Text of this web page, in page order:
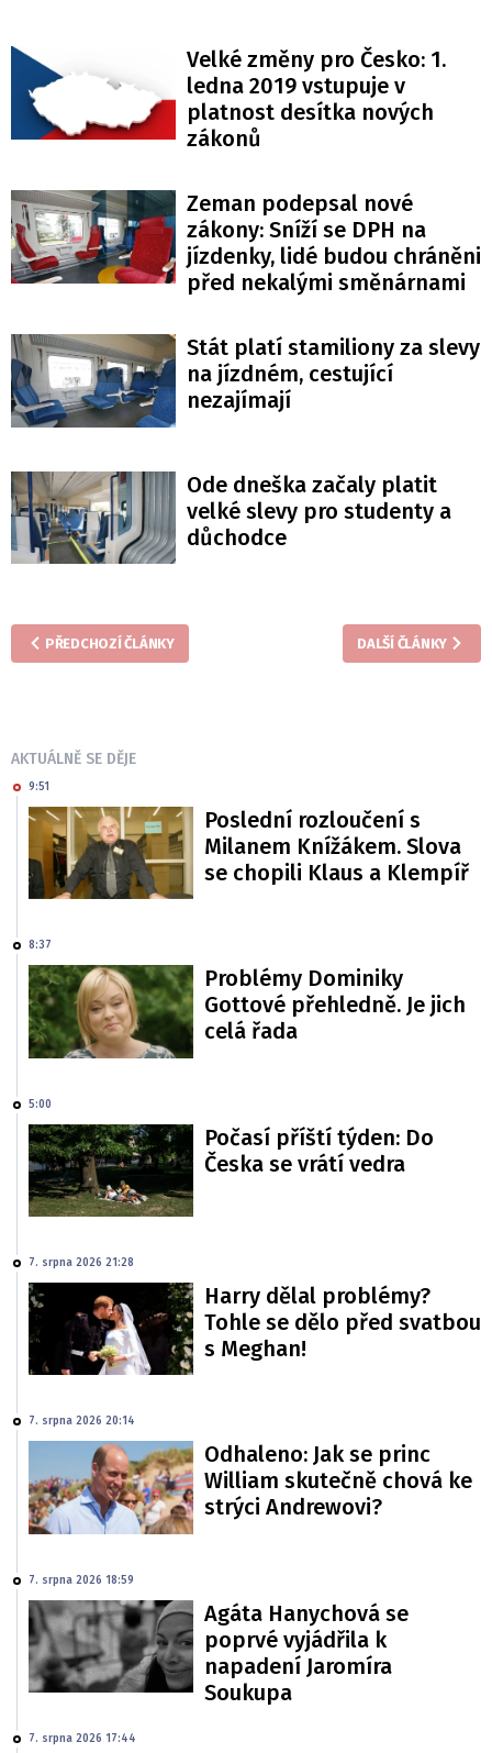
Velké změny pro Česko: 1.
ledna 2019 vstupuje v
platnost desítka nových
zákonů
Zeman podepsal nové
zákony: Sníží se DPH na
jízdenky, lidé budou chráněni
před nekalými směnárnami
Stát platí stamiliony za slevy
na jízdném, cestující
nezajímají
Ode dneška začaly platit
velké slevy pro studenty a
důchodce
PŘEDCHOZÍ ČLÁNKY DALŠÍ ČLÁNKY
AKTUÁLNĚ SE DĚJE
9:51
Poslední rozloučení s
Milanem Knížákem. Slova
se chopili Klaus a Klempíř
8:37
Problémy Dominiky
Gottové přehledně. Je jich
celá řada
5:00
Počasí příští týden: Do
Česka se vrátí vedra
7. srpna 2026 21:28
Harry dělal problémy?
Tohle se dělo před svatbou
s Meghan!
7. srpna 2026 20:14
Odhaleno: Jak se princ
William skutečně chová ke
strýci Andrewovi?
7. srpna 2026 18:59
Agáta Hanychová se
poprvé vyjádřila k
napadení Jaromíra
Soukupa
7. srpna 2026 17:44